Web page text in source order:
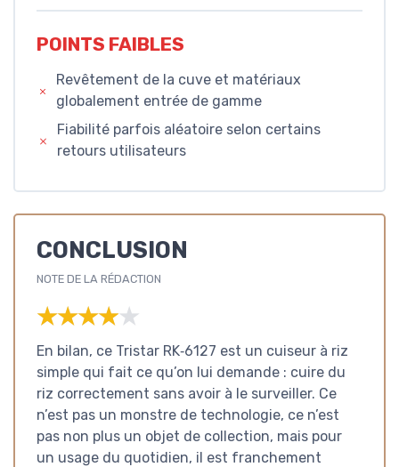
POINTS FAIBLES
Revêtement de la cuve et matériaux
globalement entrée de gamme
Fiabilité parfois aléatoire selon certains
retours utilisateurs
CONCLUSION
NOTE DE LA RÉDACTION
★★★★★
★★★★★
En bilan, ce Tristar RK‑6127 est un cuiseur à riz
simple qui fait ce qu’on lui demande : cuire du
riz correctement sans avoir à le surveiller. Ce
n’est pas un monstre de technologie, ce n’est
pas non plus un objet de collection, mais pour
un usage du quotidien, il est franchement